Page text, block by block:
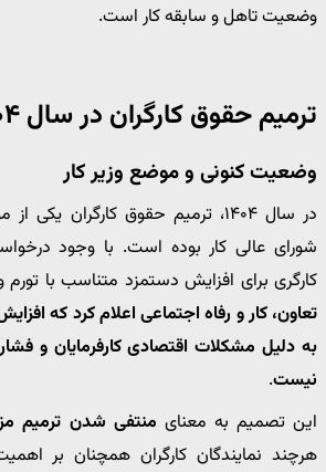
وضعیت تاهل و سابقه کار است.
ترمیم حقوق کارگران در سال ۱۴۰۴
وضعیت کنونی و موضع وزیر کار
در سال ۱۴۰۴، ترمیم حقوق کارگران
شورای عالی کار بوده است. با وجود
کارگری برای افزایش دستمزد متناسب با تورم
تعاون، کار و رفاه اجتماعی اعلام کرد که
به دلیل مشکلات اقتصادی کارفرمایان و
نیست.
این تصمیم به معنای منتفی شدن ترمیم مزد
هرچند نمایندگان کارگران همچنان بر